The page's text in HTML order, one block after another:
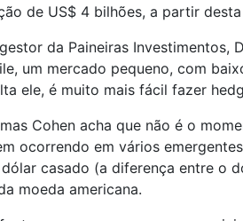
de US$ 4 bilhões, a partir
da Paineiras Investimentos,
um mercado pequeno, com
ele, é muito mais fácil fazer
Cohen acha que não é o
ocorrendo em vários
casado (a diferença entre o
moeda americana.